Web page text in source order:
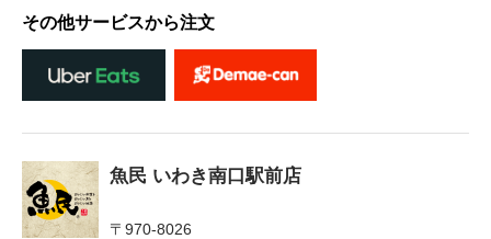
その他サービスから注文
魚民 いわき南口駅前店
〒970-8026